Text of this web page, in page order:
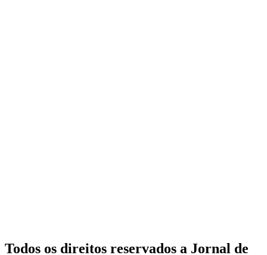
Todos os direitos reservados a Jornal de